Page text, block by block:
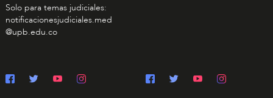
Solo para temas judiciales:
notificacionesjudiciales.med
@upb.edu.co